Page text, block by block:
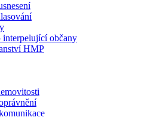
interpelující občany
HMP